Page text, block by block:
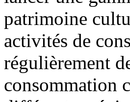
patrimoine
activités de
régulièrement
consommation